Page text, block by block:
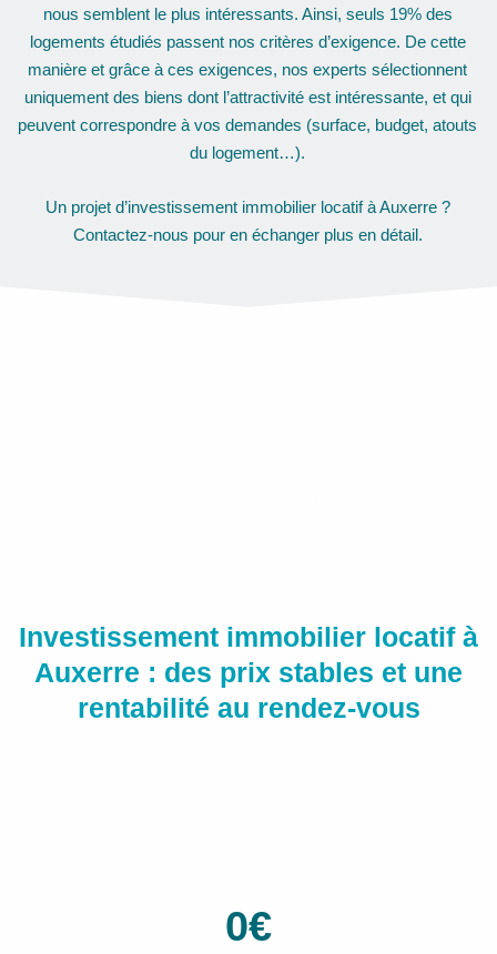
nous semblent le plus intéressants. Ainsi, seuls 19% des
logements étudiés passent nos critères d’exigence. De cette
manière et grâce à ces exigences, nos experts sélectionnent
uniquement des biens dont l’attractivité est intéressante, et qui
peuvent correspondre à vos demandes (surface, budget, atouts
du logement…).
Un projet d’investissement immobilier locatif à Auxerre ?
Contactez-nous pour en échanger plus en détail.
Investissement immobilier locatif à
Auxerre : des prix stables et une
rentabilité au rendez-vous
0€